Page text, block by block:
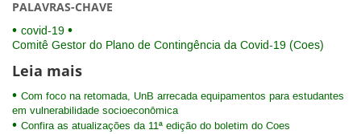
PALAVRAS-CHAVE
covid-19
Comitê Gestor do Plano de Contingência da Covid-19 (Coes)
Leia mais
Com foco na retomada, UnB arrecada equipamentos para estudantes
em vulnerabilidade socioeconômica
Confira as atualizações da 11ª edição do boletim do Coes